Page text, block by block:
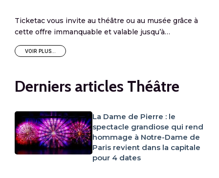
Ticketac vous invite au théâtre ou au musée grâce à
cette offre immanquable et valable jusqu’à…
VOIR PLUS...
Derniers articles Théâtre
La Dame de Pierre : le
spectacle grandiose qui rend
hommage à Notre-Dame de
Paris revient dans la capitale
pour 4 dates